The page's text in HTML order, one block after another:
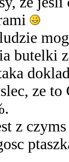
butelki
ze
z